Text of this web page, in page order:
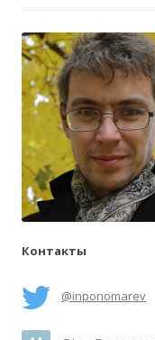
Контакты
@inponomarev